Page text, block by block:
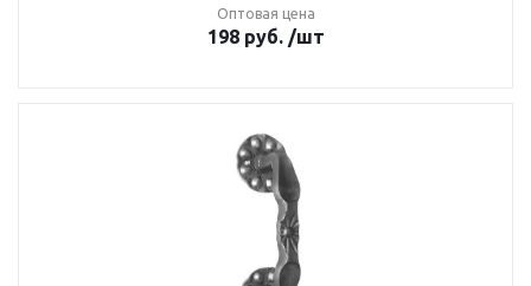
Оптовая цена
198 руб. /шт